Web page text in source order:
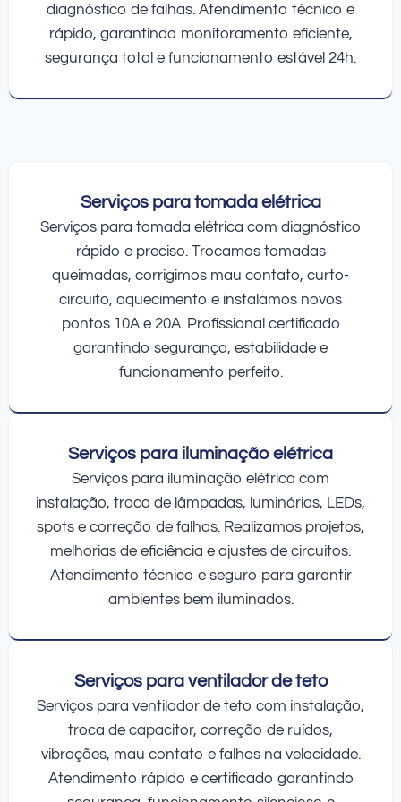
diagnóstico de falhas. Atendimento técnico e
rápido, garantindo monitoramento eficiente,
segurança total e funcionamento estável 24h.
Serviços para tomada elétrica
Serviços para tomada elétrica com diagnóstico
rápido e preciso. Trocamos tomadas
queimadas, corrigimos mau contato, curto-
circuito, aquecimento e instalamos novos
pontos 10A e 20A. Profissional certificado
garantindo segurança, estabilidade e
funcionamento perfeito.
Serviços para iluminação elétrica
Serviços para iluminação elétrica com
instalação, troca de lâmpadas, luminárias, LEDs,
spots e correção de falhas. Realizamos projetos,
melhorias de eficiência e ajustes de circuitos.
Atendimento técnico e seguro para garantir
ambientes bem iluminados.
Serviços para ventilador de teto
Serviços para ventilador de teto com instalação,
troca de capacitor, correção de ruídos,
vibrações, mau contato e falhas na velocidade.
Atendimento rápido e certificado garantindo